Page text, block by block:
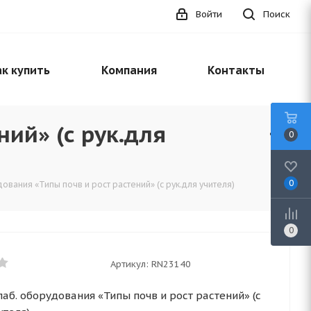
Поиск
Войти
купить Компания Контакты
(с рук.для
«Типы почв и рост растений» (с рук.для учителя)
Артикул: RN23140
оборудования «Типы почв и рост растений» (с
0
0
0